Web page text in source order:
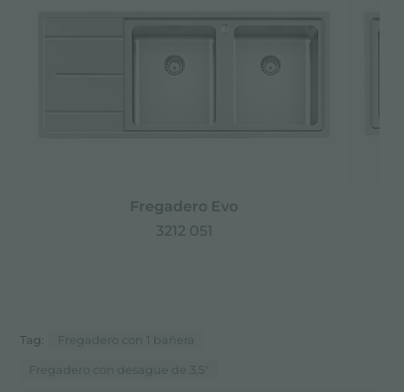
Fregadero Evo
3212 051
Tag: Fregadero con 1 bañera
Fregadero con desagüe de 3,5"